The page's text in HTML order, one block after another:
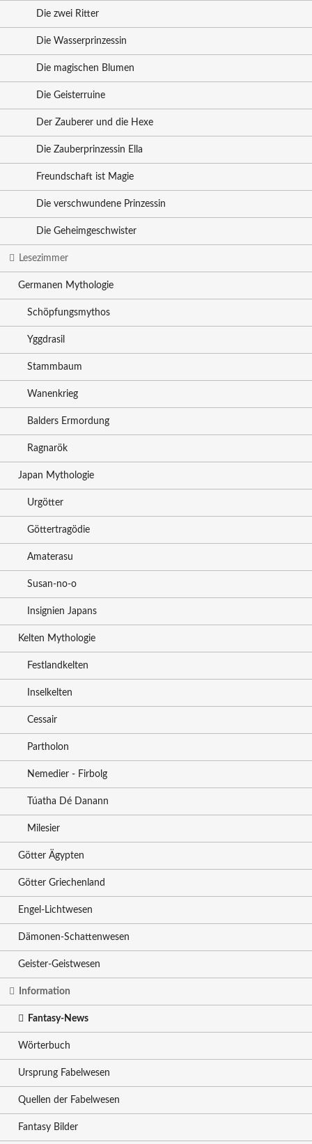
Die zwei Ritter
Die Wasserprinzessin
Die magischen Blumen
Die Geisterruine
Der Zauberer und die Hexe
Die Zauberprinzessin Ella
Freundschaft ist Magie
Die verschwundene Prinzessin
Die Geheimgeschwister
Lesezimmer
Germanen Mythologie
Schöpfungsmythos
Yggdrasil
Stammbaum
Wanenkrieg
Balders Ermordung
Ragnarök
Japan Mythologie
Urgötter
Göttertragödie
Amaterasu
Susan-no-o
Insignien Japans
Kelten Mythologie
Festlandkelten
Inselkelten
Cessair
Partholon
Nemedier - Firbolg
Túatha Dé Danann
Milesier
Götter Ägypten
Götter Griechenland
Engel-Lichtwesen
Dämonen-Schattenwesen
Geister-Geistwesen
Information
Fantasy-News
Wörterbuch
Ursprung Fabelwesen
Quellen der Fabelwesen
Fantasy Bilder